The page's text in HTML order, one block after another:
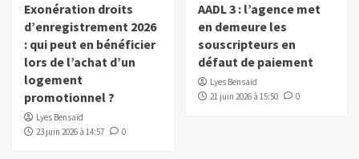
Exonération droits
d’enregistrement 2026
: qui peut en bénéficier
lors de l’achat d’un
logement
promotionnel ?
Lyes Bensaïd
23 juin 2026 à 14:57
0
AADL 3 : l’agence met
en demeure les
souscripteurs en
défaut de paiement
Lyes Bensaïd
21 juin 2026 à 15:50
0